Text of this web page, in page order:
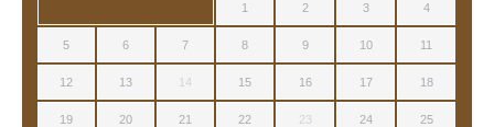
1 2 3 4
5 6 7 8 9 10 11
12 13 14 15 16 17 18
19 20 21 22 23 24 25